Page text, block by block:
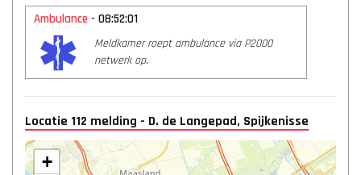
Ambulance - 08:52:01
Meldkamer roept ambulance via P2000
netwerk op.
Locatie 112 melding - D. de Langepad, Spijkenisse
+